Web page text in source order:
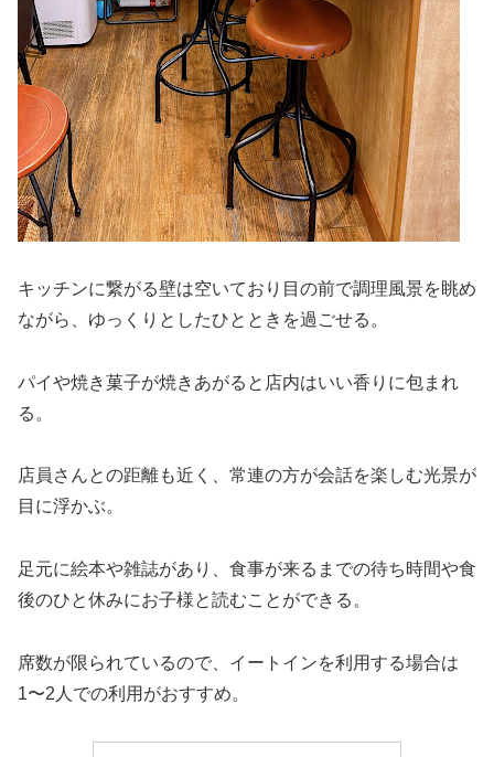
キッチンに繋がる壁は空いており目の前で調理風景を眺め
ながら、ゆっくりとしたひとときを過ごせる。
パイや焼き菓子が焼きあがると店内はいい香りに包まれ
る。
店員さんとの距離も近く、常連の方が会話を楽しむ光景が
目に浮かぶ。
足元に絵本や雑誌があり、食事が来るまでの待ち時間や食
後のひと休みにお子様と読むことができる。
席数が限られているので、イートインを利用する場合は
1〜2人での利用がおすすめ。